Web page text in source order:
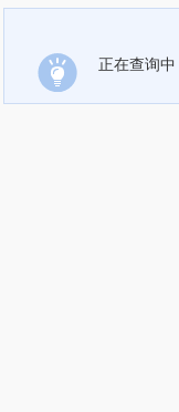
正在查询